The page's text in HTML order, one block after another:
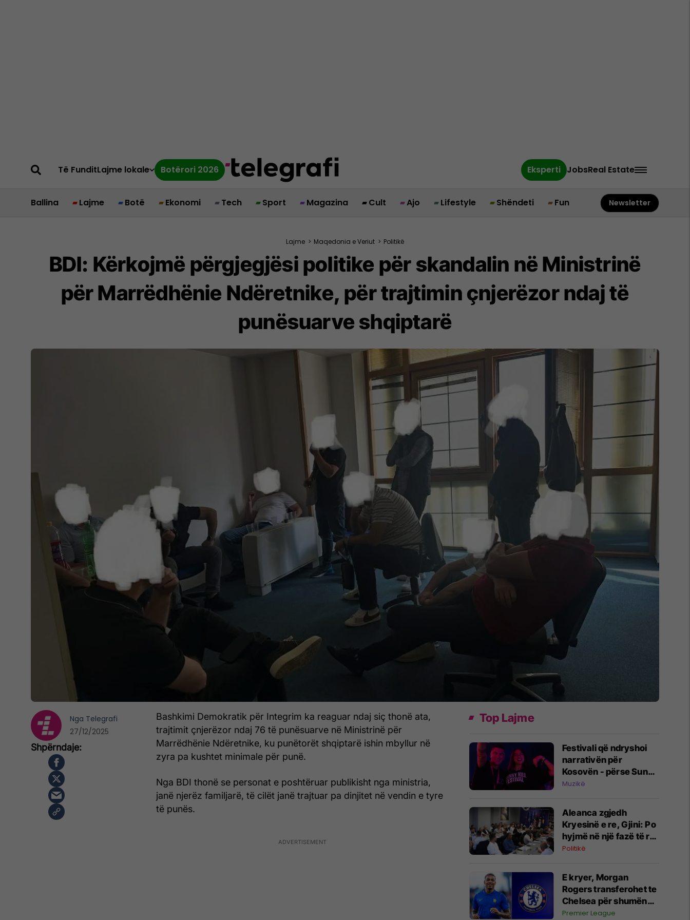
Të FunditLajme lokale Botërori 2026 Eksperti JobsReal Estate
Ballina Lajme Botë Ekonomi Tech Sport Magazina Cult Ajo Lifestyle Shëndeti Fun Newsletter
Lajme > Maqedonia e Veriut > Politikë
BDI: Kërkojmë përgjegjësi politike për skandalin në Ministrinë
për Marrëdhënie Ndëretnike, për trajtimin çnjerëzor ndaj të
punësuarve shqiptarë
Bashkimi Demokratik për Integrim ka reaguar ndaj siç thonë ata,
trajtimit çnjerëzor ndaj 76 të punësuarve në Ministrinë për
Marrëdhënie Ndëretnike, ku punëtorët shqiptarë ishin mbyllur në
zyra pa kushtet minimale për punë.
Nga BDI thonë se personat e poshtëruar publikisht nga ministria,
janë njerëz familjarë, të cilët janë trajtuar pa dinjitet në vendin e tyre
të punës.
Nga Telegrafi
27/12/2025
Top Lajme
Festivali që ndryshoi
narrativën për
Kosovën - përse Sunny
Hill tërheq vëmendjen
Muzikë
Aleanca zgjedh
Kryesinë e re, Gjini: Po
hyjmë në një fazë të re
organizimi
Politikë
E kryer, Morgan
Rogers transferohet te
Chelsea për shumën
rekord
Premier League